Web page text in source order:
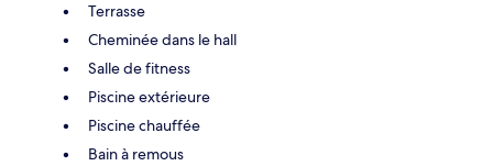
Terrasse
Cheminée dans le hall
Salle de fitness
Piscine extérieure
Piscine chauffée
Bain à remous